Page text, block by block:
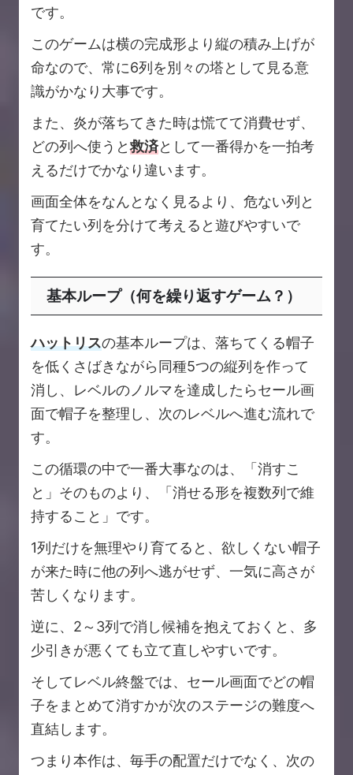
です。
このゲームは横の完成形より縦の積み上げが
命なので、常に6列を別々の塔として見る意
識がかなり大事です。
また、炎が落ちてきた時は慌てて消費せず、
どの列へ使うと救済として一番得かを一拍考
えるだけでかなり違います。
画面全体をなんとなく見るより、危ない列と
育てたい列を分けて考えると遊びやすいで
す。
基本ループ（何を繰り返すゲーム？）
ハットリスの基本ループは、落ちてくる帽子
を低くさばきながら同種5つの縦列を作って
消し、レベルのノルマを達成したらセール画
面で帽子を整理し、次のレベルへ進む流れで
す。
この循環の中で一番大事なのは、「消すこ
と」そのものより、「消せる形を複数列で維
持すること」です。
1列だけを無理やり育てると、欲しくない帽子
が来た時に他の列へ逃がせず、一気に高さが
苦しくなります。
逆に、2～3列で消し候補を抱えておくと、多
少引きが悪くても立て直しやすいです。
そしてレベル終盤では、セール画面でどの帽
子をまとめて消すかが次のステージの難度へ
直結します。
つまり本作は、毎手の配置だけでなく、次の